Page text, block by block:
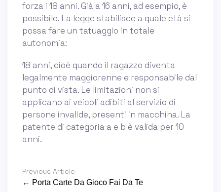
forza i 18 anni. Già a 16 anni, ad esempio, è
possibile. La legge stabilisce a quale età si
possa fare un tatuaggio in totale
autonomia:
18 anni, cioè quando il ragazzo diventa
legalmente maggiorenne e responsabile dal
punto di vista. Le limitazioni non si
applicano ai veicoli adibiti al servizio di
persone invalide, presenti in macchina. La
patente di categoria a e b è valida per 10
anni.
Previous Article
← Porta Carte Da Gioco Fai Da Te